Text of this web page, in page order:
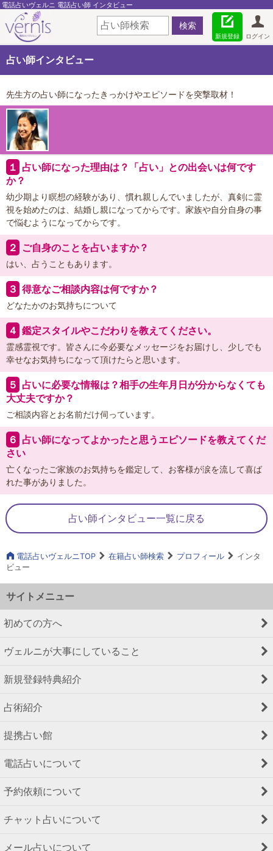
電話占いヴェルニ 電話占い師 インタビュー
ログイン
新規登録
占い師インタビュー
先生方の占い師になったきっかけやエピソードを突撃取材！
１ 占い師になった理由は？「占い」との出会いは何です
か？
幼少期より瞑想の経験があり、慣れ親しんでいましたが、真剣に霊
視を始めたのは、結婚し親になってからです。家族や自分自身の事
で悩むようになってからです。
２ ご自身のことを占いますか？
はい、占うこともあります。
３ 得意なご相談内容は何ですか？
どなたかのお気持ちについて
４ 鑑定スタイルやこだわりを教えてください。
霊感霊視です。皆さんに今必要なメッセージをお届けし、少しでも
幸せなお気持ちになって頂けたらと思います。
５ 占いに必要な情報は？相手の生年月日が分からなくても
大丈夫ですか？
ご相談内容とお名前だけ伺っています。
６ 占い師になってよかったと思うエピソードを教えてくだ
さい
亡くなったご家族のお気持ちを鑑定して、お客様が涙を流して喜ば
れた事がありました。
占い師インタビュー一覧に戻る
電話占いヴェルニTOP 在籍占い師検索 プロフィール
インタ
ビュー
サイトメニュー
初めての方へ
ヴェルニが大事にしていること
新規登録特典紹介
占術紹介
提携占い館
電話占いについて
予約依頼について
チャット占いについて
メール占いについて